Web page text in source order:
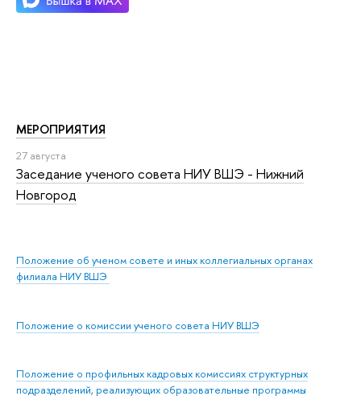
МЕРОПРИЯТИЯ
27 августа
Заседание ученого совета НИУ ВШЭ - Нижний
Новгород
Положение об ученом совете и иных коллегиальных органах
филиала НИУ ВШЭ
Положение о комиссии ученого совета НИУ ВШЭ
Положение о профильных кадровых комиссиях структурных
подразделений, реализующих образовательные программы